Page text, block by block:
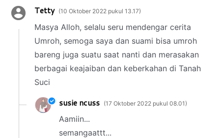
Tetty 10 Oktober 2022 pukul 13.17
Masya Alloh, selalu seru mendengar cerita
Umroh, semoga saya dan suami bisa umroh
bareng juga suatu saat nanti dan merasakan
berbagai keajaiban dan keberkahan di Tanah
Suci
susie ncuss 17 Oktober 2022 pukul 08.01
Aamiin...
semangaattt...